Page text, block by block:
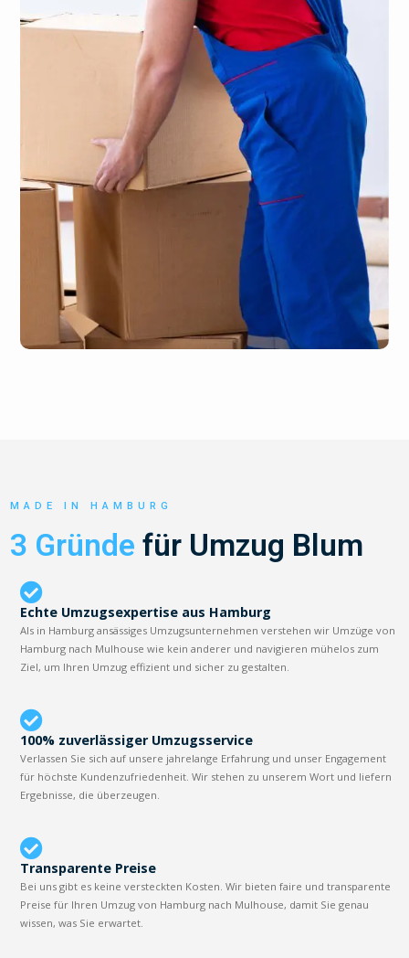
MADE IN HAMBURG
3 Gründe für Umzug Blum
Echte Umzugsexpertise aus Hamburg
Als in Hamburg ansässiges Umzugsunternehmen verstehen wir Umzüge von
Hamburg nach Mulhouse wie kein anderer und navigieren mühelos zum
Ziel, um Ihren Umzug effizient und sicher zu gestalten.
100% zuverlässiger Umzugsservice
Verlassen Sie sich auf unsere jahrelange Erfahrung und unser Engagement
für höchste Kundenzufriedenheit. Wir stehen zu unserem Wort und liefern
Ergebnisse, die überzeugen.
Transparente Preise
Bei uns gibt es keine versteckten Kosten. Wir bieten faire und transparente
Preise für Ihren Umzug von Hamburg nach Mulhouse, damit Sie genau
wissen, was Sie erwartet.